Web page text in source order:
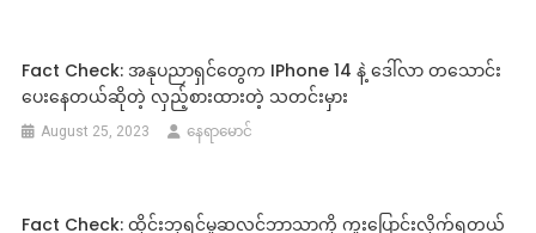
Fact Check: အနုပညာရှင်တွေက IPhone 14 နဲ့ ဒေါ်လာ တသောင်း
ပေးနေတယ်ဆိုတဲ့ လှည့်စားထားတဲ့ သတင်းမှား
August 25, 2023 နေရာမောင်
Fact Check: ထိုင်းဘုရင်မူဆလင်ဘာသာကို ကူးပြောင်းလိုက်ရတယ်